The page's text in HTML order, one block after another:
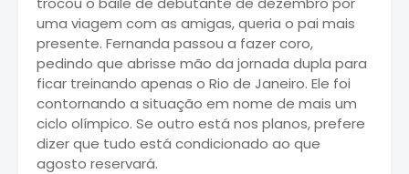
uma viagem com as amigas, queria o pai mais
presente. Fernanda passou a fazer coro,
pedindo que abrisse mão da jornada dupla para
ficar treinando apenas o Rio de Janeiro. Ele foi
contornando a situação em nome de mais um
ciclo olímpico. Se outro está nos planos, prefere
dizer que tudo está condicionado ao que
agosto reservará.